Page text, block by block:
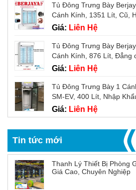
Tủ Đông Trưng Bày
Cánh Kính, 1351 Lít, Cũ,
Giá: Liên Hệ
Tủ Đông Trưng Bày
Cánh Kính, 876 Lít, Đẳng
Giá: Liên Hệ
Tủ Đông Trưng Bày 1
SM-EV, 400 Lít, Nhập
Giá: Liên Hệ
Tin tức mới
Thanh Lý Thiết Bị Phòng
Giá Cao, Chuyên Nghiệp